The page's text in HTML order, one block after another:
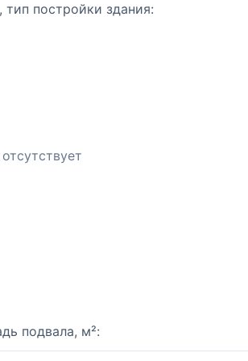
тип постройки здания:
подвала, м²: